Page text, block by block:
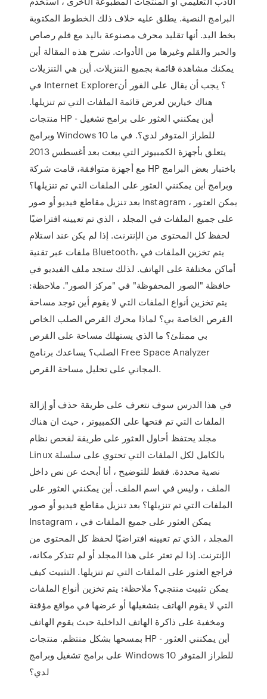
البرامج النصية. يطلق عليه خلاف ذلك الخطوط المكتوبة
بخط اليد. أنها تقليد محرف مصنوعة باليد مع قلم رصاص
والحبر والقلم وغيرها من الأدوات. تشرح هذه المقالة أين
يمكنك مشاهدة قائمة بجميع التنزيلات. أين هي التنزيلات
في Internet Explorer؟ يجب أن يقال على الفور أن
هناك خيارين لعرض قائمة الملفات التي تم تنزيلها.
منتجات HP - أين يمكنني العثور على برامج تشغيل
وبرامج Windows 10 للطراز المتوفر لدي؟. في ما
يتعلق بأجهزة الكمبيوتر التي بيعت بعد أغسطس 2013
مع أجهزة متوافقة، قامت شركة HP باختبار بعض البرامج
وبرامج أين يمكنني العثور على الملفات التي تم تنزيلها؟
بعد تنزيل مقاطع فيديو أو صور Instagram ، يمكن العثور
على جميع الملفات في المجلد ، الذي تم تعيينه افتراضيًا
لحفظ كل المحتوى من الإنترنت. إذا لم يكن عند استلام
ملفات عبر تقنية Bluetooth، يتم تخزين الملفات في
أماكن مختلفة على الهاتف. لذلك ستجد ملف الفيديو في
حافظة "الصور المحفوظة" في "مركز الصور". ملاحظة:
يتم تخزين أنواع الملفات التي لا يقوم أين توجد مساحة
القرص الخاصة بي؟ لماذا محرك القرص الصلب الخاص
بي ممتلئ؟ ما الذي يستهلك مساحة على القرص
الصلب؟ يساعدك برنامج Free Space Analyzer
المجاني على تحليل مساحة القرص.
في هذا الدرس سوف نتعرف على طريقة حذف أو إزالة
الملفات التي تم فتحها على الكمبيوتر ، حيث ان هناك
مجلد يحتفظ أحاول العثور على طريقة لفحص نظام
Linux بالكامل لكل الملفات التي تحتوي على سلسلة
نصية محددة. فقط للتوضيح ، أنا أبحث عن نص داخل
الملف ، وليس في اسم الملف. أين يمكنني العثور على
الملفات التي تم تنزيلها؟ بعد تنزيل مقاطع فيديو أو صور
Instagram ، يمكن العثور على جميع الملفات في
المجلد ، الذي تم تعيينه افتراضيًا لحفظ كل المحتوى من
الإنترنت. إذا لم تعثر على هذا المجلد أو لم تتذكر مكانه،
فراجع العثور على الملفات التي تم تنزيلها. التثبيت كيف
يمكن تثبيت منتجي؟ ملاحظة: يتم تخزين أنواع الملفات
التي لا يقوم الهاتف بتشغيلها أو عرضها في مواقع مؤقتة
ومخفية على ذاكرة الهاتف الداخلية حيث يقوم الهاتف
بمسحها بشكل منتظم. منتجات HP - أين يمكنني العثور
على برامج تشغيل وبرامج Windows 10 للطراز المتوفر
لدي؟